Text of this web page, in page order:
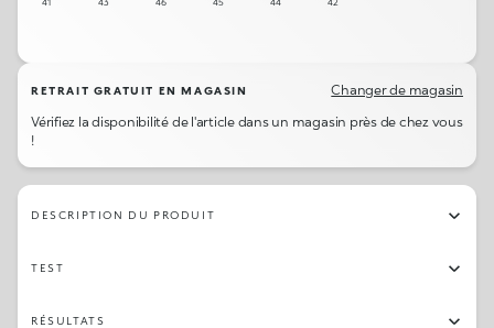
41 43 46 45 44 42
RETRAIT GRATUIT EN MAGASIN
Changer de magasin
Vérifiez la disponibilité de l'article dans un magasin près de chez vous
!
DESCRIPTION DU PRODUIT
TEST
RÉSULTATS